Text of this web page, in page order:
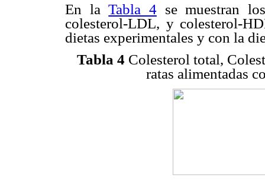
En laTabla 4se muestran
colesterol-LDL, y colesterol-
dietas experimentales y con la
Tabla 4 Colesterol total,
ratas alimentadas